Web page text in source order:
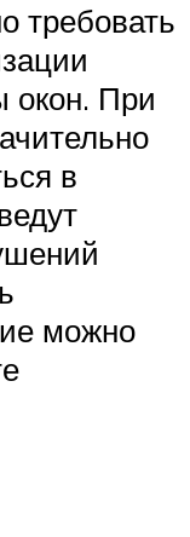
требовать
окон. При
в
можно